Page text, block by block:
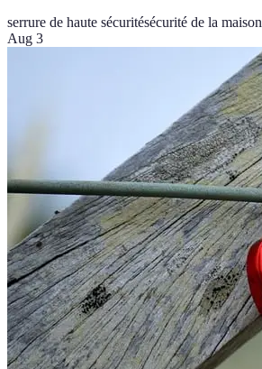
serrure de haute sécuritésécurité de la maison
Aug 3